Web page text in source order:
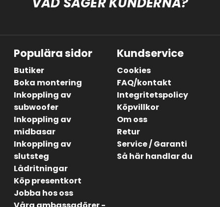
Populära sidor
Butiker
Boka montering
Inkoppling av
subwoofer
Inkoppling av
midbasar
Inkoppling av
slutsteg
Lådritningar
Köp presentkort
Jobba hos oss
Kundservice
Cookies
FAQ/kontakt
Integritetspolicy
Köpvillkor
Om oss
Retur
Service / Garanti
Så här handlar du